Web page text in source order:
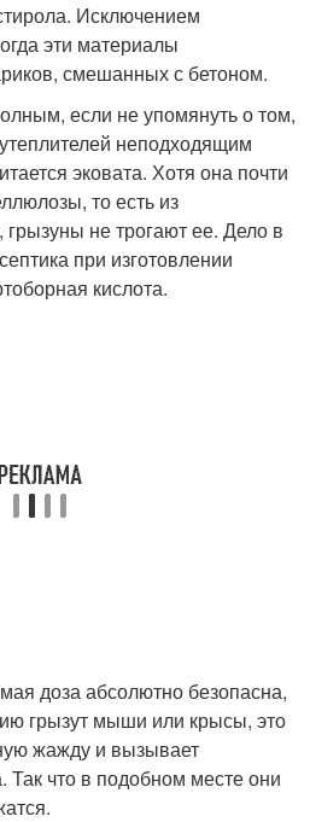
Исключением
эти материалы
смешанных с бетоном.
если не упомянуть о том,
неподходящим
эковата. Хотя она почти
то есть из
не трогают ее. Дело в
при изготовлении
кислота.
доза абсолютно безопасна,
грызут мыши или крысы, это
жажду и вызывает
что в подобном месте они